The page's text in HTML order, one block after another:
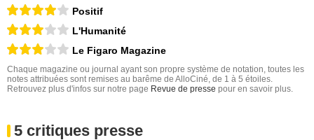
Positif
L'Humanité
Le Figaro Magazine
Chaque magazine ou journal ayant son propre système de notation, toutes les
notes attribuées sont remises au barême de AlloCiné, de 1 à 5 étoiles.
Retrouvez plus d'infos sur notre page Revue de presse pour en savoir plus.
5 critiques presse